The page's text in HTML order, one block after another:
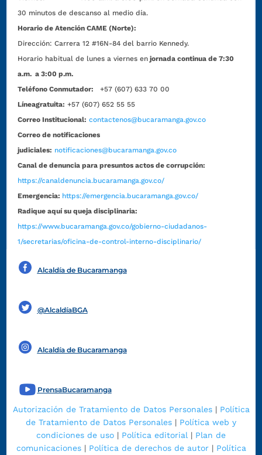
30 minutos de descanso al medio día.
Horario de Atención CAME (Norte):
Dirección:Carrera 12 #16N-84 del barrio Kennedy.
Horario habitual de lunes a viernes en jornada continua de 7:30
a.m. a 3:00 p.m.
Teléfono Conmutador:
+57 (607) 633 70 00
Líneagratuita: +57 (607) 652 55 55
Correo Institucional: contactenos@bucaramanga.gov.co
Correo de notificaciones
judiciales: notificaciones@bucaramanga.gov.co
Canal de denuncia para presuntos actos de corrupción:
https://canaldenuncia.bucaramanga.gov.co/
Emergencia: https://emergencia.bucaramanga.gov.co/
Radique aquí su queja disciplinaria:
https://www.bucaramanga.gov.co/gobierno-ciudadanos-
1/secretarias/oficina-de-control-interno-disciplinario/
Alcaldía de Bucaramanga
@AlcaldíaBGA
Alcaldía de Bucaramanga
PrensaBucaramanga
Autorización de Tratamiento de Datos Personales| Política
de Tratamiento de Datos Personales | Política web y
condiciones de uso | Política editorial | Plan de
comunicaciones| Política de derechos de autor| Política